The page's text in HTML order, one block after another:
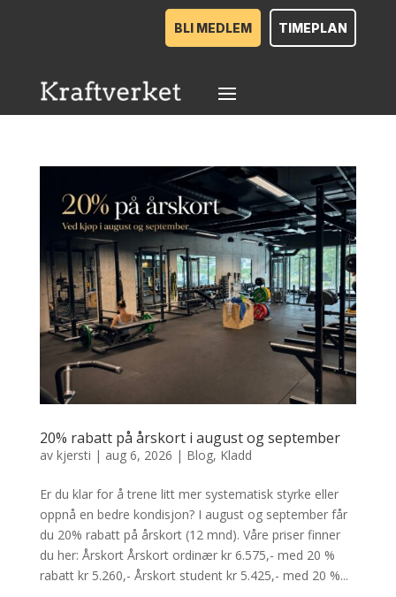
TIMEPLAN
BLI MEDLEM
20% rabatt på årskort i august og september
av kjersti | aug 6, 2026 | Blog, Kladd
Er du klar for å trene litt mer systematisk styrke eller
oppnå en bedre kondisjon? I august og september får
du 20% rabatt på årskort (12 mnd). Våre priser finner
du her: Årskort Årskort ordinær kr 6.575,- med 20 %
rabatt kr 5.260,- Årskort student kr 5.425,- med 20 %...